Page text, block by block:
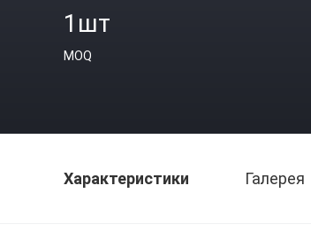
1шт
MOQ
Характеристики Галерея